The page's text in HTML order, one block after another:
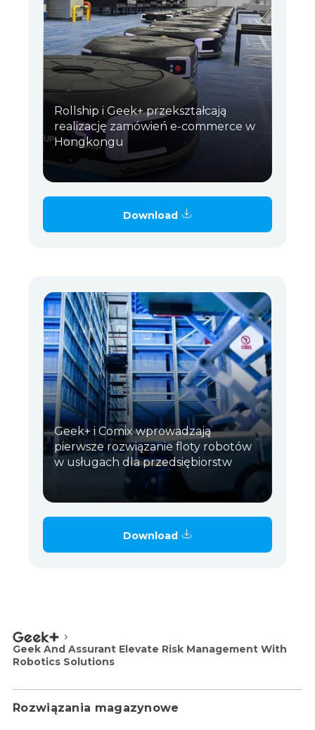
Rollship i Geek+ przekształcają
realizację zamówień e-commerce w
Hongkongu
Download
Geek+ i Comix wprowadzają
pierwsze rozwiązanie floty robotów
w usługach dla przedsiębiorstw
Download
Geek And Assurant Elevate Risk Management With
Robotics Solutions
Rozwiązania magazynowe